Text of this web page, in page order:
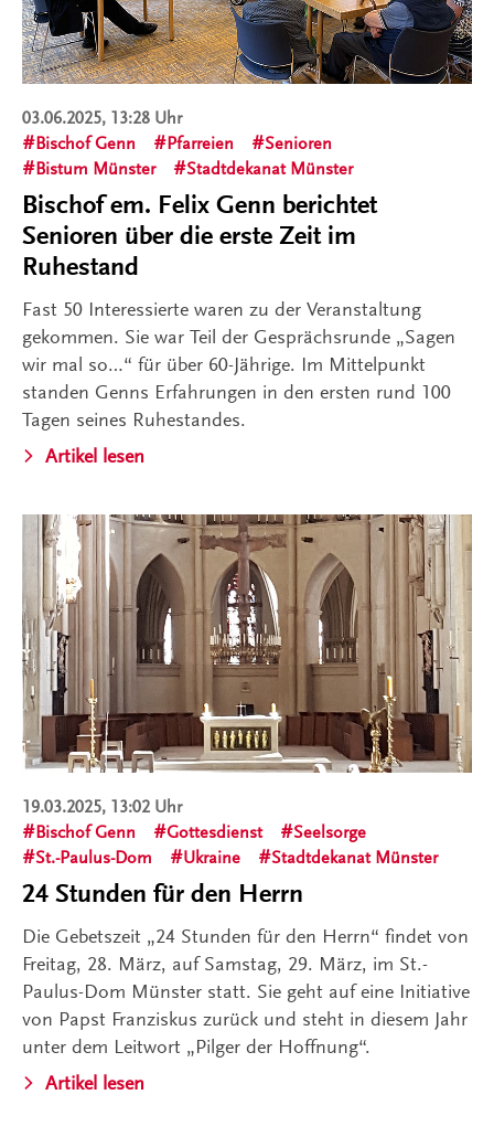
03.06.2025, 13:28 Uhr
Bischof Genn
Pfarreien
Senioren
Bistum Münster
Stadtdekanat Münster
Bischof em. Felix Genn berichtet
Senioren über die erste Zeit im
Ruhestand
Fast 50 Interessierte waren zu der Veranstaltung
gekommen. Sie war Teil der Gesprächsrunde „Sagen
wir mal so…“ für über 60-Jährige. Im Mittelpunkt
standen Genns Erfahrungen in den ersten rund 100
Tagen seines Ruhestandes.
Artikel lesen
19.03.2025, 13:02 Uhr
Bischof Genn
Gottesdienst
Seelsorge
St.-Paulus-Dom
Ukraine Stadtdekanat Münster
24 Stunden für den Herrn
Die Gebetszeit „24 Stunden für den Herrn“ findet von
Freitag, 28. März, auf Samstag, 29. März, im St.-
Paulus-Dom Münster statt. Sie geht auf eine Initiative
von Papst Franziskus zurück und steht in diesem Jahr
unter dem Leitwort „Pilger der Hoffnung“.
Artikel lesen